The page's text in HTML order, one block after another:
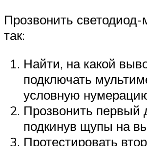
Прозвонить
так:
Найти, на какой
подключать
условную
Прозвонить первый
подкинув щупы на
Протестировать